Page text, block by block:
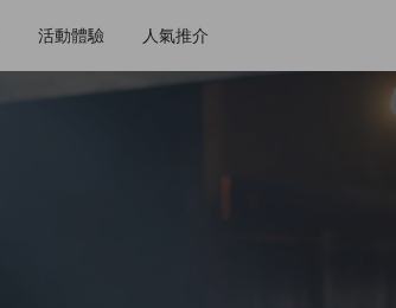
活動體驗 人氣推介